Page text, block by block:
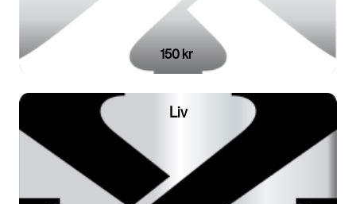
150 kr
Liv